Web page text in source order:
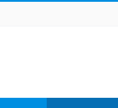
件 安全相关